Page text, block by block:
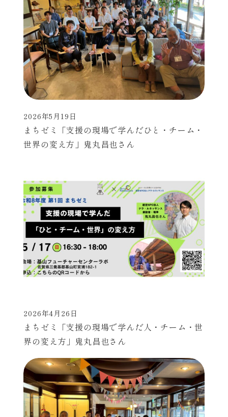
まちゼミ「支援の現場で学んだひと・チーム・
世界の変え方」鬼丸昌也さん
投稿日
2026年5月19日
まちゼミ「支援の現場で学んだ人・チーム・世
界の変え方」鬼丸昌也さん
投稿日
2026年4月26日